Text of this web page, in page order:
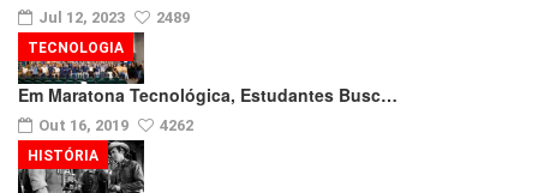
Jul 12, 2023 2489
Em Maratona Tecnológica, Estudantes Busc…
Out 16, 2019 4262
TECNOLOGIA
HISTÓRIA